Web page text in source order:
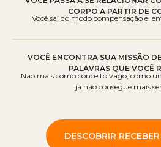
CORPO A PARTIR DE
Você sai do modo compensação e
VOCÊ ENCONTRA SUA MISSÃO
PALAVRAS QUE VOCÊ
Não mais como conceito vago, como
já não consegue mais
DESCOBRIR